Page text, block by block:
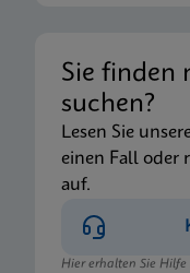
Sie finden
suchen?
Lesen Sie
einen Fall oder
auf.
Hier erhalten Sie